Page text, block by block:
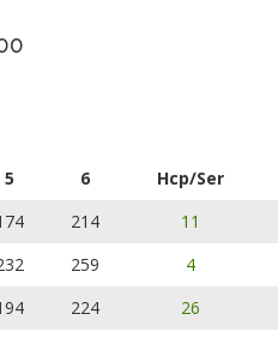
5 6 Hcp/Ser
214 11
259 4
224 26